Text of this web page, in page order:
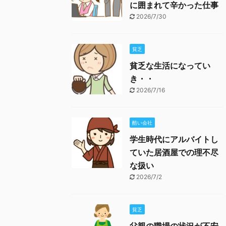
に囲まれて辛かった仕事
2026/7/30
貧乏
貧乏な生活になってい
き・・
2026/7/16
酷い会社
学生時代にアルバイトし
ていた居酒屋での理不尽
な扱い
2026/7/2
貧乏